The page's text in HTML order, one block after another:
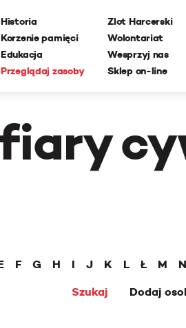
Historia
Korzenie pamięci
Edukacja
Przeglądaj zasoby
Zlot Harcerski
Wolontariat
Wesprzyj nas
Sklep on-line
F G H I J K L Ł M N
Szukaj
Dodaj